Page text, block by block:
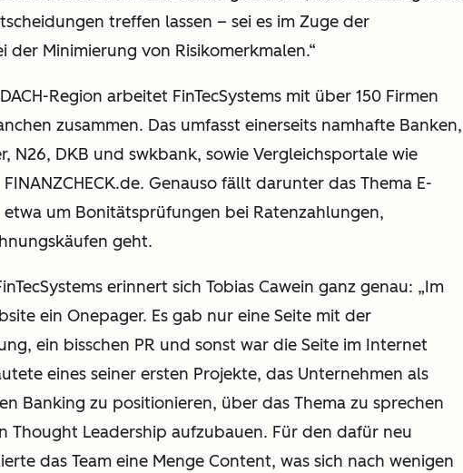
treffen lassen – sei es im Zuge der
der Minimierung von Risikomerkmalen.“
Region arbeitet FinTecSystems mit über 150 Firmen
zusammen. Das umfasst einerseits namhafte Banken,
N26, DKB und swkbank, sowie Vergleichsportale wie
Genauso fällt darunter das Thema E-
etwa um Bonitätsprüfungen bei Ratenzahlungen,
geht.
erinnert sich Tobias Cawein ganz genau: „Im
ein Onepager. Es gab nur eine Seite mit der
ein bisschen PR und sonst war die Seite im Internet
eines seiner ersten Projekte, das Unternehmen als
Banking zu positionieren, über das Thema zu sprechen
Thought Leadership aufzubauen. Für den dafür neu
das Team eine Menge Content, was sich nach wenigen